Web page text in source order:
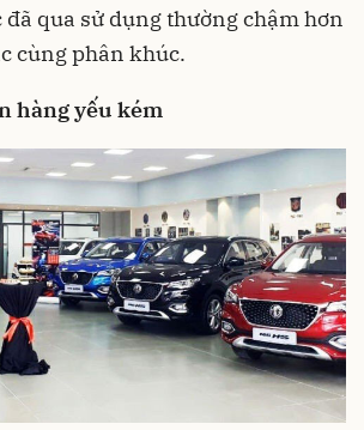
qua sử dụng thường chậm hơn
cùng phân khúc.
hàng yếu kém